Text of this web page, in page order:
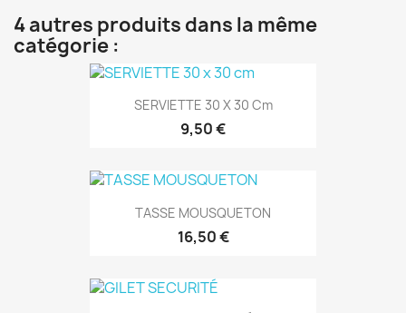
4 autres produits dans la même
catégorie :
SERVIETTE 30 X 30 Cm
9,50 €
TASSE MOUSQUETON
16,50 €